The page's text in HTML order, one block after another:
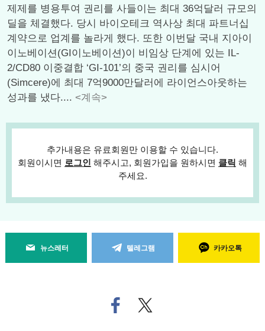
제제를 병용투여 권리를 사들이는 최대 36억달러 규모의
딜을 체결했다. 당시 바이오테크 역사상 최대 파트너십
계약으로 업계를 놀라게 했다. 또한 이번달 국내 지아이
이노베이션(GI이노베이션)이 비임상 단계에 있는 IL-
2/CD80 이중결합 ‘GI-101’의 중국 권리를 심시어
(Simcere)에 최대 7억9000만달러에 라이언스아웃하는
성과를 냈다.... <계속>
추가내용은 유료회원만 이용할 수 있습니다.
회원이시면 로그인 해주시고, 회원가입을 원하시면 클릭 해
주세요.
뉴스레터 텔레그램 카카오톡
페
이
트위
터로